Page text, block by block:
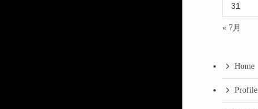
31
« 7月
Home
Profile